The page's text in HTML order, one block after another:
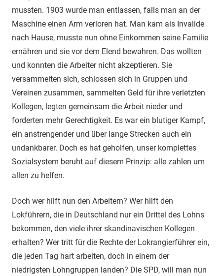
mussten. 1903 wurde man entlassen, falls man an der
Maschine einen Arm verloren hat. Man kam als Invalide
nach Hause, musste nun ohne Einkommen seine Familie
ernähren und sie vor dem Elend bewahren. Das wollten
und konnten die Arbeiter nicht akzeptieren. Sie
versammelten sich, schlossen sich in Gruppen und
Vereinen zusammen, sammelten Geld für ihre verletzten
Kollegen, legten gemeinsam die Arbeit nieder und
forderten mehr Gerechtigkeit. Es war ein blutiger Kampf,
ein anstrengender und über lange Strecken auch ein
undankbarer. Doch es hat geholfen, unser komplettes
Sozialsystem beruht auf diesem Prinzip: alle zahlen um
allen zu helfen.
Doch wer hilft nun den Arbeitern? Wer hilft den
Lokführern, die in Deutschland nur ein Drittel des Lohns
bekommen, den viele ihrer skandinavischen Kollegen
erhalten? Wer tritt für die Rechte der Lokrangierführer ein,
die jeden Tag hart arbeiten, doch in einem der
niedrigsten Lohngruppen landen? Die SPD, will man nun